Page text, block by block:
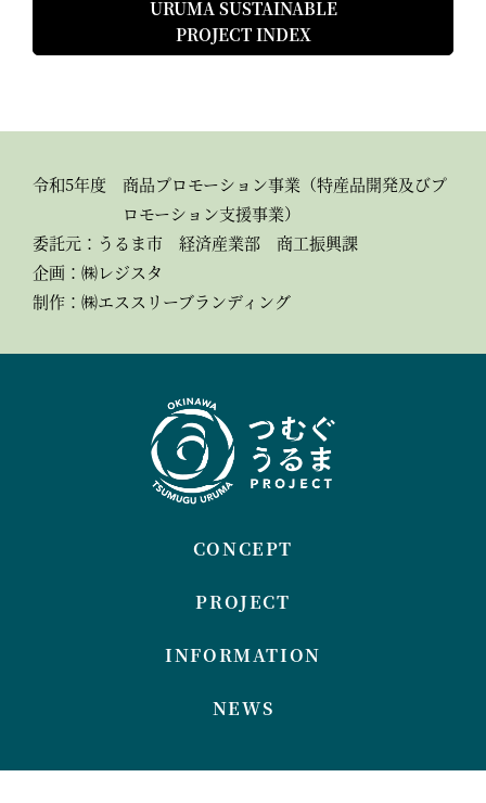
URUMA SUSTAINABLE
PROJECT INDEX
令和5年度 商品プロモーション事業（特産品開発及びプ
ロモーション支援事業）
委託元： うるま市 経済産業部 商工振興課
企画： ㈱レジスタ
制作： ㈱エススリーブランディング
CONCEPT
PROJECT
INFORMATION
NEWS